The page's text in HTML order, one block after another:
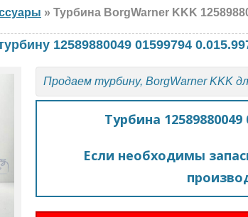
» Турбина BorgWarner KKK 12589880049
12589880049 01599794
Продаем турбину, BorgWarner KKK
Турбина
Если необходимы